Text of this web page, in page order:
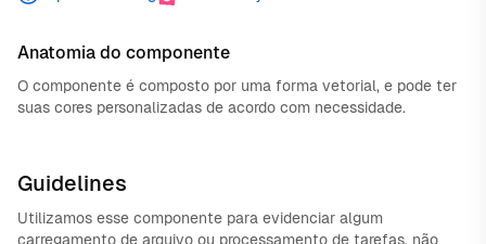
Anatomia do componente
O componente é composto por uma forma vetorial, e pode ter
suas cores personalizadas de acordo com necessidade.
Guidelines
Utilizamos esse componente para evidenciar algum
carregamento de arquivo ou processamento de tarefas, não